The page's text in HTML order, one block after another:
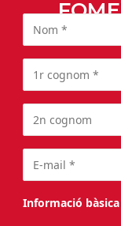
Informació